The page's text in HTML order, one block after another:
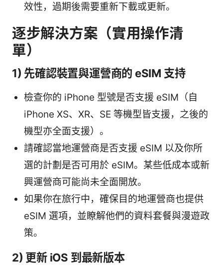
效性，過期後需要重新下載或更新。
逐步解決方案（實用操作清
單）
1) 先確認裝置與運營商的 eSIM 支持
檢查你的 iPhone 型號是否支援 eSIM（自
iPhone XS、XR、SE 等機型皆支援，之後的
機型亦全面支援）。
請確認當地運營商是否支援 eSIM 以及你所
選的計劃是否可用於 eSIM。某些低成本或新
興運營商可能尚未全面開放。
如果你在旅行中，確保目的地運營商也提供
eSIM 選項，並瞭解他們的資料套餐與漫遊政
策。
2) 更新 iOS 到最新版本